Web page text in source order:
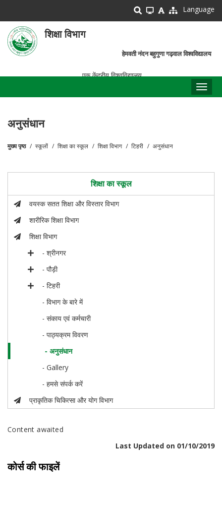
main
content
Language
शिक्षा विभाग
हेमवती नंदन बहुगुणा गढ़वाल विश्वविद्यालय
एक केंद्रीय विश्वविद्यालय
अनुसंधान
मुख्य पृष्ठ स्कूलों शिक्षा का स्कूल शिक्षा विभाग टिहरी अनुसंधान
शिक्षा का स्कूल
वयस्क सतत शिक्षा और विस्तार विभाग
शारीरिक शिक्षा विभाग
शिक्षा विभाग
- श्रीनगर
- पौड़ी
- टिहरी
- विभाग के बारे में
- संकाय एवं कर्मचारी
- पाठ्यक्रम विवरण
- अनुसंधान
- Gallery
- हमसे संपर्क करें
प्राकृतिक चिकित्सा और योग विभाग
Content awaited
Last Updated on 01/10/2019
कोर्स की फाइलें